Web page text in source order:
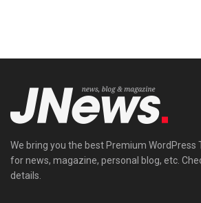
We bring you the best Premium
for news, magazine, personal blog, etc.
details.